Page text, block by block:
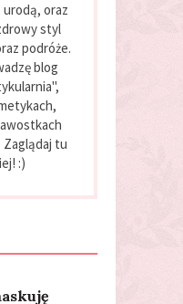
urodą, oraz
styl
podróże.
blog
tu
:)